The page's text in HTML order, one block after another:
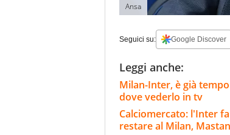
Ansa
Seguici su: Google Discover
Leggi anche:
Milan-Inter, è già
dove vederlo in tv
Calciomercato: l'Inter
restare al Milan,